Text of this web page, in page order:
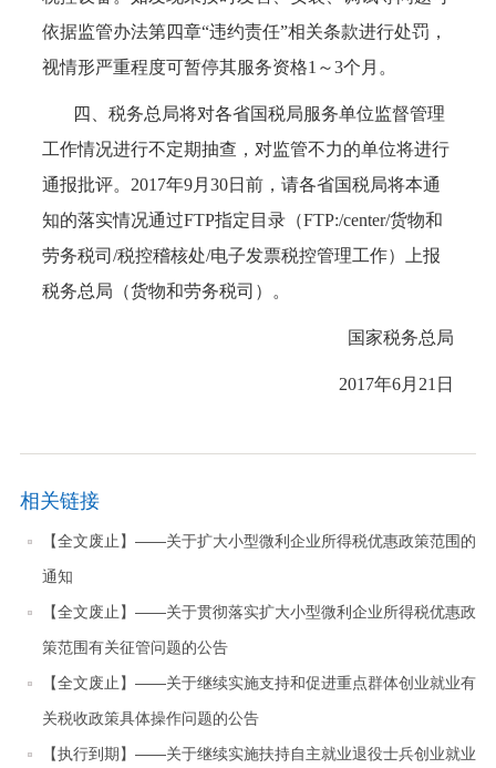
依据监管办法第四章“违约责任”相关条款进行处罚，
视情形严重程度可暂停其服务资格1～3个月。
四、税务总局将对各省国税局服务单位监督管理
工作情况进行不定期抽查，对监管不力的单位将进行
通报批评。2017年9月30日前，请各省国税局将本通
知的落实情况通过FTP指定目录（FTP:/center/货物和
劳务税司/税控稽核处/电子发票税控管理工作）上报
税务总局（货物和劳务税司）。
国家税务总局
2017年6月21日
相关链接
【全文废止】——关于扩大小型微利企业所得税优惠政策范围的
通知
【全文废止】——关于贯彻落实扩大小型微利企业所得税优惠政
策范围有关征管问题的公告
【全文废止】——关于继续实施支持和促进重点群体创业就业有
关税收政策具体操作问题的公告
【执行到期】——关于继续实施扶持自主就业退役士兵创业就业